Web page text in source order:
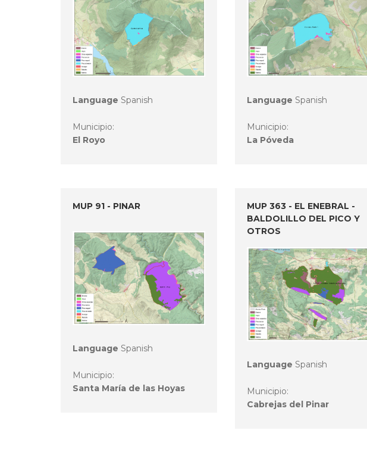
Language Spanish
Municipio:
El Royo
Language Spanish
Municipio:
La Póveda
MUP 91 - PINAR
Language Spanish
Municipio:
Santa María de las Hoyas
MUP 363 - EL ENEBRAL -
BALDOLILLO DEL PICO Y
OTROS
Language Spanish
Municipio:
Cabrejas del Pinar